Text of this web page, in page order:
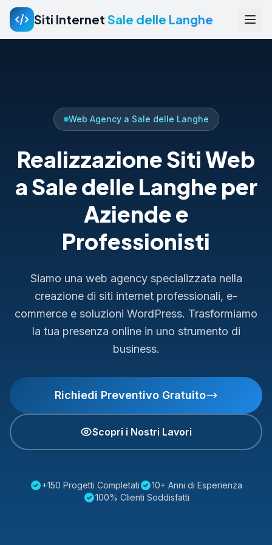
Siti Internet Sale delle Langhe
Web Agency a Sale delle Langhe
Realizzazione Siti Web
a Sale delle Langhe per
Aziende e
Professionisti
Siamo una web agency specializzata nella
creazione di siti internet professionali, e-
commerce e soluzioni WordPress. Trasformiamo
la tua presenza online in uno strumento di
business.
Richiedi Preventivo Gratuito
Scopri i Nostri Lavori
+150 Progetti Completati
10+ Anni di Esperienza
100% Clienti Soddisfatti